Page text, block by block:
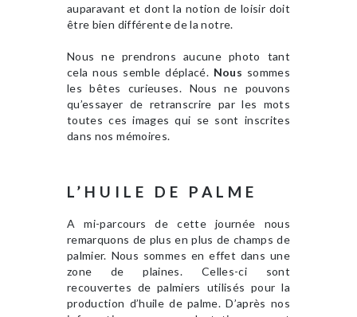
auparavant et dont la notion de loisir doit
être bien différente de la notre.
Nous ne prendrons aucune photo tant
cela nous semble déplacé. Nous sommes
les bêtes curieuses. Nous ne pouvons
qu’essayer de retranscrire par les mots
toutes ces images qui se sont inscrites
dans nos mémoires.
L’HUILE DE PALME
A mi-parcours de cette journée nous
remarquons de plus en plus de champs de
palmier. Nous sommes en effet dans une
zone de plaines. Celles-ci sont
recouvertes de palmiers utilisés pour la
production d’huile de palme. D’après nos